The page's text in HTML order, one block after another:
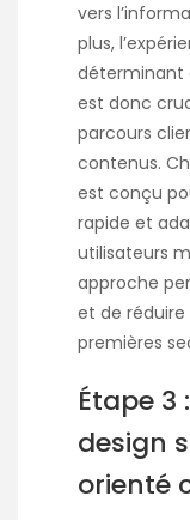
vers
plus,
déterminant
est donc
parcours
contenus.
est conçu
rapide et
utilisateurs
approche
et de réduire
premières
Étape 3
design
orienté